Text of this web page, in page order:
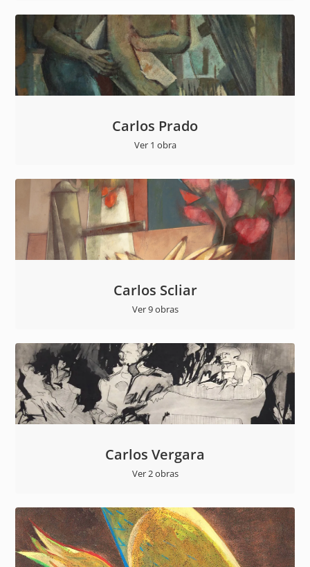
Carlos Prado
Ver 1 obra
Carlos Scliar
Ver 9 obras
Carlos Vergara
Ver 2 obras